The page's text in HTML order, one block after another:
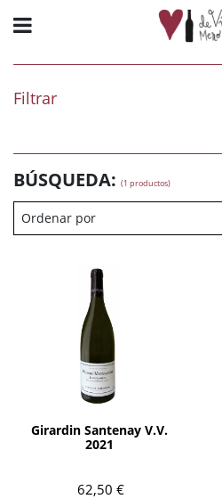
Filtrar
BÚSQUEDA: (1 productos)
Ordenar por
Girardin Santenay V.V.
2021
62,50 €
AÑADIR